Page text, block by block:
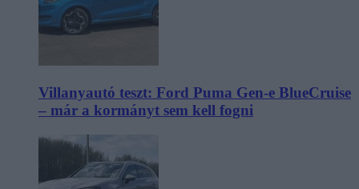
Villanyautó teszt: Ford Puma Gen-e BlueCruise
– már a kormányt sem kell fogni